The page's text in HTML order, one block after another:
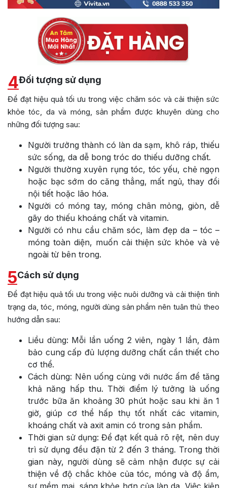
4Đối tượng sử dụng
Để đạt hiệu quả tối ưu trong việc chăm sóc và cải thiện sức
khỏe tóc, da và móng, sản phẩm được khuyên dùng cho
những đối tượng sau:
Người trưởng thành có làn da sạm, khô ráp, thiếu
sức sống, da dễ bong tróc do thiếu dưỡng chất.
Người thường xuyên rụng tóc, tóc yếu, chẻ ngọn
hoặc bạc sớm do căng thẳng, mất ngủ, thay đổi
nội tiết hoặc lão hóa.
Người có móng tay, móng chân mỏng, giòn, dễ
gãy do thiếu khoáng chất và vitamin.
Người có nhu cầu chăm sóc, làm đẹp da – tóc –
móng toàn diện, muốn cải thiện sức khỏe và vẻ
ngoài từ bên trong.
5Cách sử dụng
Để đạt hiệu quả tối ưu trong việc nuôi dưỡng và cải thiện tình
trạng da, tóc, móng, người dùng sản phẩm nên tuân thủ theo
hướng dẫn sau:
Liều dùng: Mỗi lần uống 2 viên, ngày 1 lần, đảm
bảo cung cấp đủ lượng dưỡng chất cần thiết cho
cơ thể.
Cách dùng: Nên uống cùng với nước ấm để tăng
khả năng hấp thu. Thời điểm lý tưởng là uống
trước bữa ăn khoảng 30 phút hoặc sau khi ăn 1
giờ, giúp cơ thể hấp thụ tốt nhất các vitamin,
khoáng chất và axit amin có trong sản phẩm.
Thời gian sử dụng: Để đạt kết quả rõ rệt, nên duy
trì sử dụng đều đặn từ 2 đến 3 tháng. Trong thời
gian này, người dùng sẽ cảm nhận được sự cải
thiện về độ chắc khỏe của tóc, móng và độ ẩm,